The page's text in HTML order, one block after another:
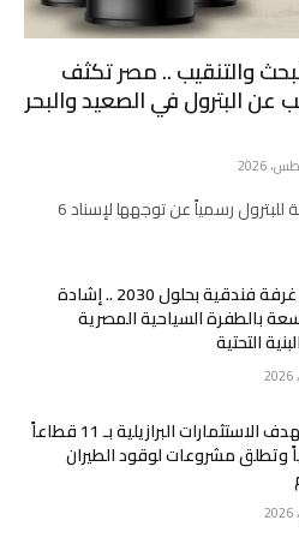
للبحث والتنقيب .. مصر تكثف
عن البترول في الصعيد والبحر
أعلنت شركة جنوب الوادي القابضة للبترول رسمياً عن توجهها لإسناد 6
500 ألف غرفة فندقية بحلول 2030 .. إشادة
بالطفرة السياحية المصرية
التحتية
مصر تستهدف الاستثمارات البرازيلية بـ 11 قطاعاً
وتطلق مشروعات لوقود الطيران